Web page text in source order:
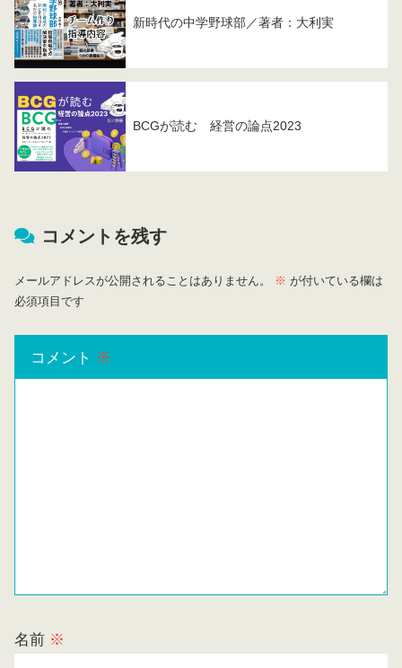
新時代の中学野球部／著者：大利実
BCGが読む 経営の論点2023
コメントを残す
メールアドレスが公開されることはありません。 ※ が付いている欄は
必須項目です
コメント ※
名前 ※